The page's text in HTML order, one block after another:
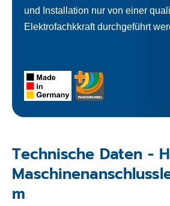
und Installation nur von einer
Elektrofachkkraft durchgeführt
Technische Daten -
m